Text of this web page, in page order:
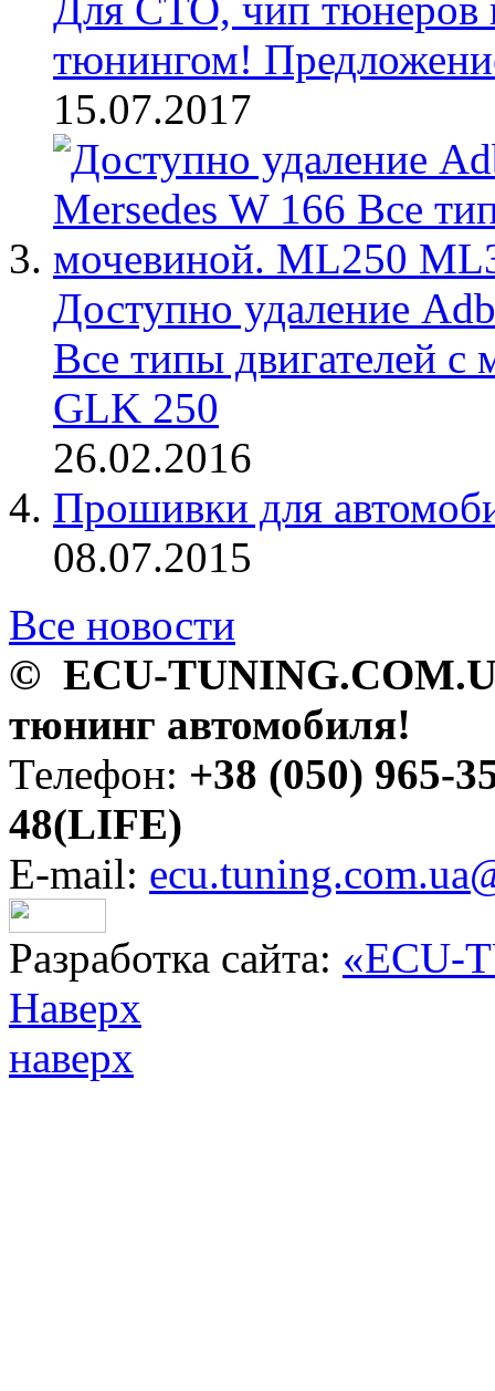
тюнингом!
15.07.2017
Доступно удаление
Все типы двигателей
GLK 250
26.02.2016
Прошивки для
08.07.2015
Все новости
© ECU-
тюнинг автомобиля!
Телефон: +38 (050) 965-
48(LIFE)
E-mail:
Разработка сайта: «ECU-
Наверх
наверх